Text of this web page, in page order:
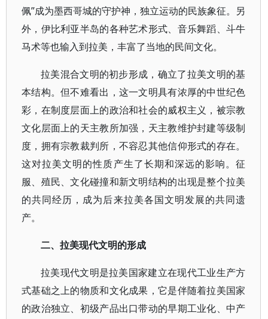
佩”成为墨西哥城的守护神，独立运动的民族象征。另
外，伊比利亚半岛的各种艺术形式、音乐舞蹈、斗牛
马术等也输入到拉美，丰富了当地的民间文化。
拉美混合文明的初步形成，确立了拉美文明的基
本结构。但不难看出，这一文明具有浓厚的中世纪色
彩，在制度层面上的政治和社会的威权主义，被宗教
文化层面上的天主教所加强，天主教维护封建等级制
度，拥有宗教裁判所，不容忍其他信仰形式的存在。
这对拉美文明的性质产生了长期和深远的影响。征
服、殖民、文化碰撞和新文明结构的出现是整个拉美
的共同经历，成为后来拉美各国文明发展的共同遗
产。
二、拉美现代文明的形成
拉美现代文明是拉美国家建立在现代工业生产方
式基础之上的物质和文化成果，它是伴随着拉美国家
的政治独立、初级产品出口带动的早期工业化、中产